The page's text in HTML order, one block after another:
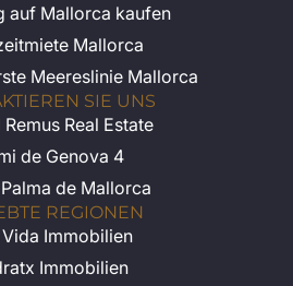
auf Mallorca kaufen
Mallorca
Meereslinie Mallorca
SIE UNS
Real Estate
de Genova 4
de Mallorca
REGIONEN
Vida Immobilien
Immobilien